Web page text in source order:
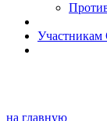
на главную